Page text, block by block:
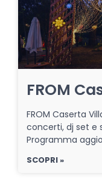
FROM
FROM Caserta
concerti, dj set e
Programma
SCOPRI »